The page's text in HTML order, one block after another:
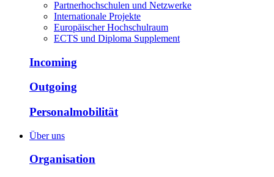
Partnerhochschulen und Netzwerke
Internationale Projekte
Europäischer Hochschulraum
ECTS und Diploma Supplement
Incoming
Outgoing
Personalmobilität
Über uns
Organisation